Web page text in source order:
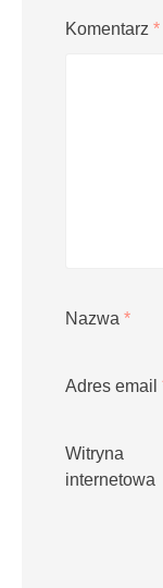
Komentarz *
Nazwa *
Adres email
Witryna
internetowa